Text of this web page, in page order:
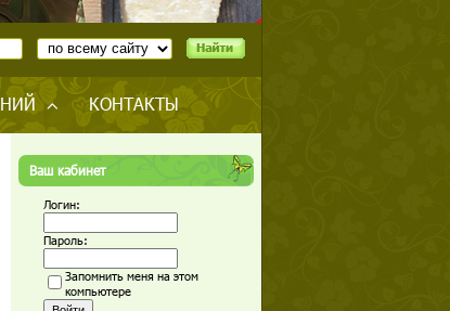
КОНТАКТЫ
Ваш кабинет
Логин:
Пароль:
Запомнить меня на этом
компьютере